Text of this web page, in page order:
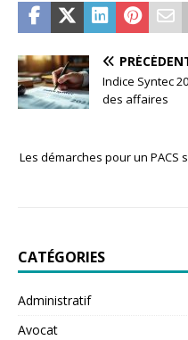
Indice Syntec
des affaires
Les démarches pour un PACS
CATÉGORIES
Administratif
Avocat